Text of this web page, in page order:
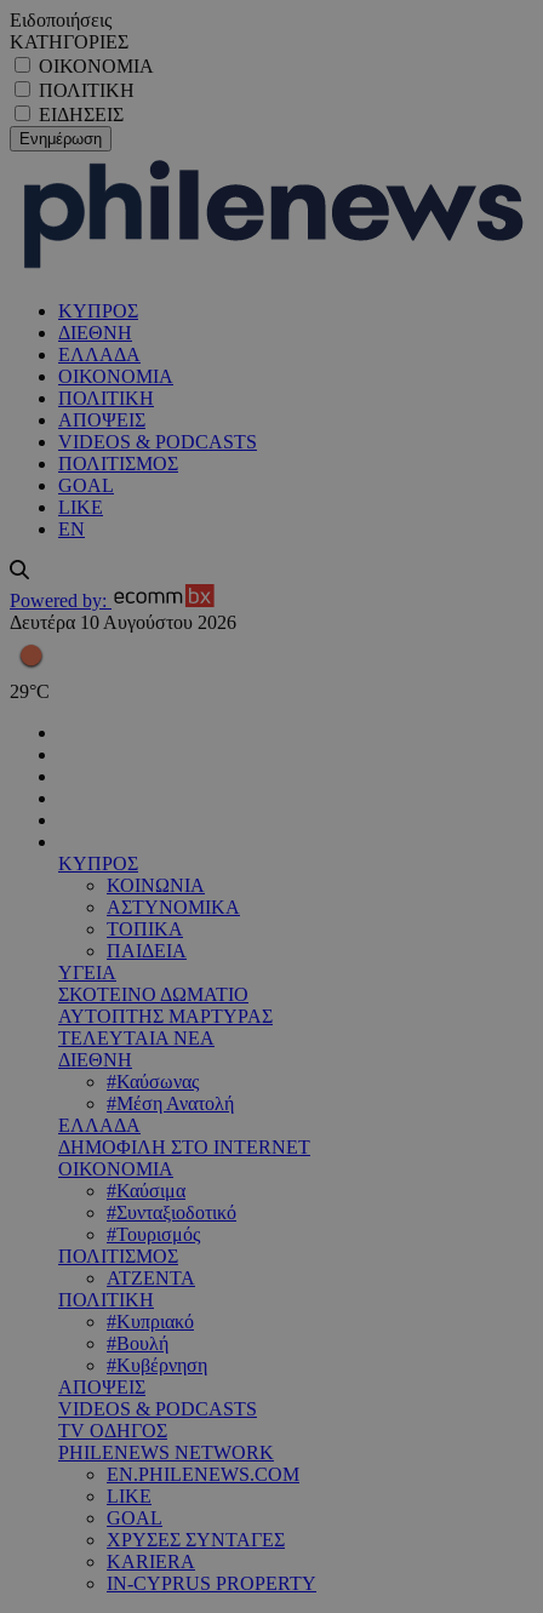
Ειδοποιήσεις
ΚΑΤΗΓΟΡΙΕΣ
ΟΙΚΟΝΟΜΙΑ
ΠΟΛΙΤΙΚΗ
ΕΙΔΗΣΕΙΣ
ΚΥΠΡΟΣ
ΔΙΕΘΝΗ
ΕΛΛΑΔΑ
ΟΙΚΟΝΟΜΙΑ
ΠΟΛΙΤΙΚΗ
ΑΠΟΨΕΙΣ
VIDEOS & PODCASTS
ΠΟΛΙΤΙΣΜΟΣ
GOAL
LIKE
EN
Powered by:
Δευτέρα 10 Αυγούστου 2026
29°C
ΚΥΠΡΟΣ
ΚΟΙΝΩΝΙΑ
ΑΣΤΥΝΟΜΙΚΑ
ΤΟΠΙΚΑ
ΠΑΙΔΕΙΑ
ΥΓΕΙΑ
ΣΚΟΤΕΙΝΟ ΔΩΜΑΤΙΟ
ΑΥΤΟΠΤΗΣ ΜΑΡΤΥΡΑΣ
ΤΕΛΕΥΤΑΙΑ ΝΕΑ
ΔΙΕΘΝΗ
#Καύσωνας
#Μέση Ανατολή
ΕΛΛΑΔΑ
ΔΗΜΟΦΙΛΗ ΣΤΟ INTERNET
ΟΙΚΟΝΟΜΙΑ
#Καύσιμα
#Συνταξιοδοτικό
#Τουρισμός
ΠΟΛΙΤΙΣΜΟΣ
ΑΤΖΕΝΤΑ
ΠΟΛΙΤΙΚΗ
#Κυπριακό
#Βουλή
#Κυβέρνηση
ΑΠΟΨΕΙΣ
VIDEOS & PODCASTS
TV ΟΔΗΓΟΣ
PHILENEWS NETWORK
EN.PHILENEWS.COM
LIKE
GOAL
ΧΡΥΣΕΣ ΣΥΝΤΑΓΕΣ
KARIERA
IN-CYPRUS PROPERTY